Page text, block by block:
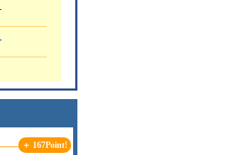
＋ 167Point!